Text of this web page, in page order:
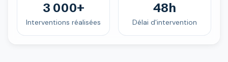
3 000+
Interventions réalisées
48h
Délai d'intervention